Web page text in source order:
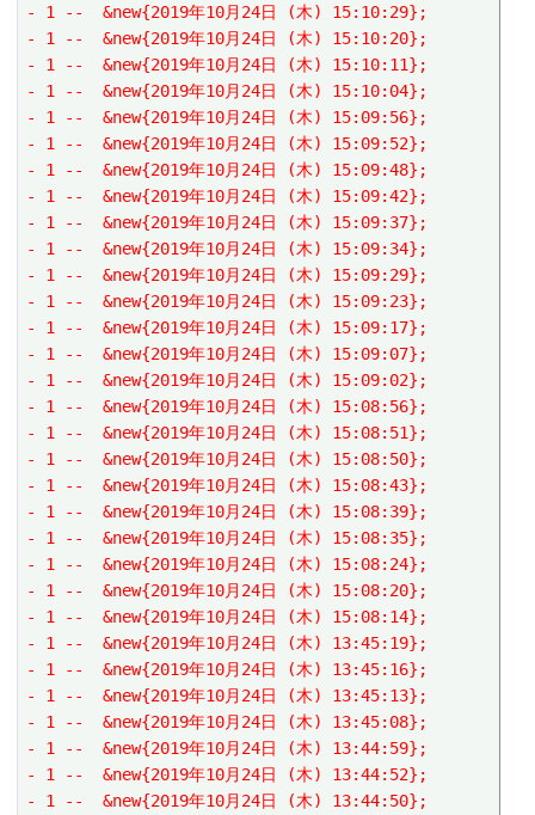
- 1 --  &new{2019年10月24日 (木) 15:10:29};
- 1 --  &new{2019年10月24日 (木) 15:10:20};
- 1 --  &new{2019年10月24日 (木) 15:10:11};
- 1 --  &new{2019年10月24日 (木) 15:10:04};
- 1 --  &new{2019年10月24日 (木) 15:09:56};
- 1 --  &new{2019年10月24日 (木) 15:09:52};
- 1 --  &new{2019年10月24日 (木) 15:09:48};
- 1 --  &new{2019年10月24日 (木) 15:09:42};
- 1 --  &new{2019年10月24日 (木) 15:09:37};
- 1 --  &new{2019年10月24日 (木) 15:09:34};
- 1 --  &new{2019年10月24日 (木) 15:09:29};
- 1 --  &new{2019年10月24日 (木) 15:09:23};
- 1 --  &new{2019年10月24日 (木) 15:09:17};
- 1 --  &new{2019年10月24日 (木) 15:09:07};
- 1 --  &new{2019年10月24日 (木) 15:09:02};
- 1 --  &new{2019年10月24日 (木) 15:08:56};
- 1 --  &new{2019年10月24日 (木) 15:08:51};
- 1 --  &new{2019年10月24日 (木) 15:08:50};
- 1 --  &new{2019年10月24日 (木) 15:08:43};
- 1 --  &new{2019年10月24日 (木) 15:08:39};
- 1 --  &new{2019年10月24日 (木) 15:08:35};
- 1 --  &new{2019年10月24日 (木) 15:08:24};
- 1 --  &new{2019年10月24日 (木) 15:08:20};
- 1 --  &new{2019年10月24日 (木) 15:08:14};
- 1 --  &new{2019年10月24日 (木) 13:45:19};
- 1 --  &new{2019年10月24日 (木) 13:45:16};
- 1 --  &new{2019年10月24日 (木) 13:45:13};
- 1 --  &new{2019年10月24日 (木) 13:45:08};
- 1 --  &new{2019年10月24日 (木) 13:44:59};
- 1 --  &new{2019年10月24日 (木) 13:44:52};
- 1 --  &new{2019年10月24日 (木) 13:44:50};